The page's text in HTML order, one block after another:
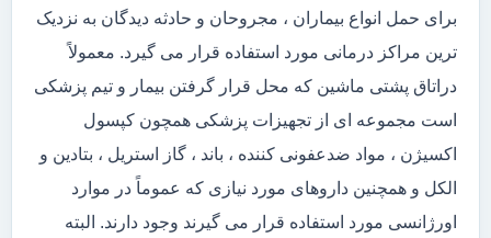
برای حمل انواع بیماران ، مجروحان و حادثه دیدگان به نزدیک
ترین مراکز درمانی مورد استفاده قرار می گیرد. معمولاً
دراتاق پشتی ماشین که محل قرار گرفتن بیمار و تیم پزشکی
است مجموعه ای از تجهیزات پزشکی همچون کپسول
اکسیژن ، مواد ضدعفونی کننده ، باند ، گاز استریل ، بتادین و
الکل و همچنین داروهای مورد نیازی که عموماً در موارد
اورژانسی مورد استفاده قرار می گیرند وجود دارند. البته